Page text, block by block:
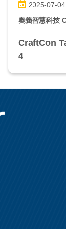
2025-07-04
奧義智慧科技
CraftCon
4